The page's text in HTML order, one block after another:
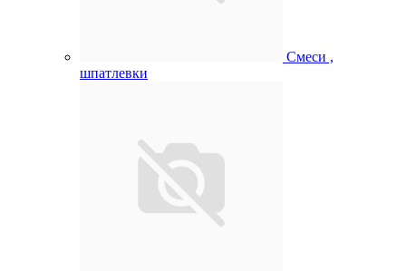
Смеси ,
шпатлевки